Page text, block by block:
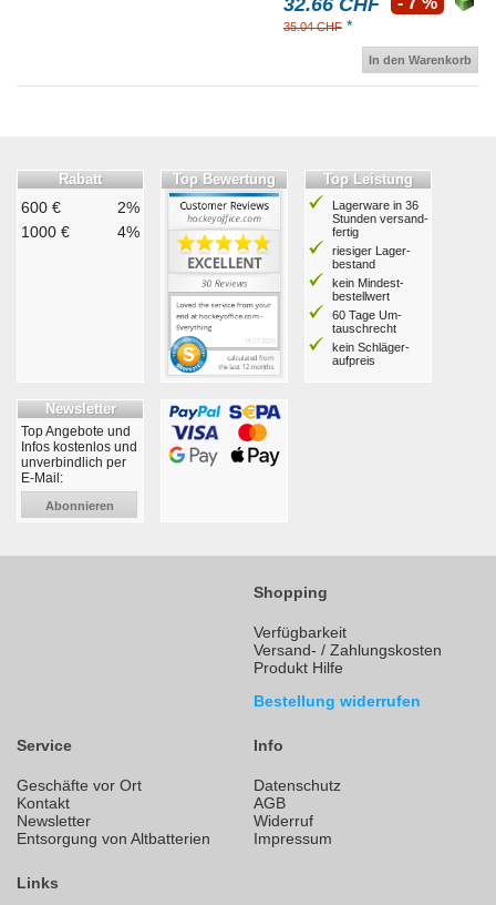
32.66 CHF
35.04 CHF *
In den Warenkorb
Rabatt
600 €
2%
1000 €
4%
Top Bewertung Top Leistung
Lagerware in 36
Stunden ver­sand­
fertig
riesiger Lager­
bestand
kein Mindest­
bestell­wert
60 Tage Um­
tausch­recht
kein Schläger­
aufpreis
Newsletter
Top Angebote und
Infos kostenlos und
unverbindlich per
E-Mail:
Abonnieren
Shopping
Verfügbarkeit
Versand- / Zahlungskosten
Produkt Hilfe
Bestellung widerrufen
Service
Geschäfte vor Ort
Kontakt
Newsletter
Entsorgung von Altbatterien
Info
Datenschutz
AGB
Widerruf
Impressum
Links